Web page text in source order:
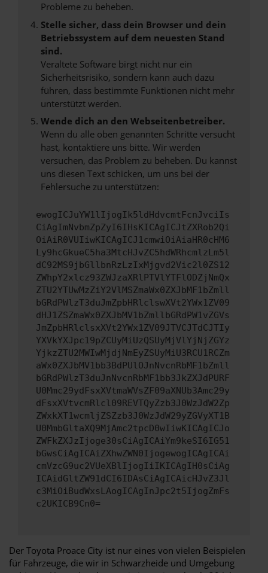
Probleme zu beheben.
Stelle sicher, dass dein Browser und dein
Betriebssystem auf dem neuesten Stand
sind.
Veraltete Software birgt nicht nur ein
Sicherheitsrisiko, sondern kann auch dazu
führen, dass bestimmte Funktionen nicht mehr
unterstützt werden.
Wende dich an den Webseitenbetreiber.
Wenn du alle oben genannten Schritte versucht
hast, kontaktiere uns bitte. Wir werden
versuchen, das Problem zu beheben. Du kannst
uns diesen Text schicken, um uns bei der
Fehlersuche zu unterstützen:
ewogICJuYW1lIjogIk5ldHdvcmtFcnJvciIs
CiAgImNvbmZpZyI6IHsKICAgICJtZXRob2Qi
OiAiR0VUIiwKICAgICJ1cmwiOiAiaHR0cHM6
Ly9hcGkueC5ha3MtcHJvZC5hdWRhcmlzLm5l
dC92MS9jbGllbnRzLzIxMjgvd2Vic2l0ZS12
ZWhpY2xlcz93ZWJzaXRlPTVlYTFlODZjNmQx
ZTU2YTUwMzZiY2VlMSZmaWx0ZXJbMF1bZmll
bGRdPWlzT3duJmZpbHRlclswXVt2YWx1ZV09
dHJ1ZSZmaWx0ZXJbMV1bZmllbGRdPW1vZGVs
JmZpbHRlclsxXVt2YWx1ZV09JTVCJTdCJTIy
YXVkYXJpc19pZCUyMiUzQSUyMjVlYjNjZGYz
YjkzZTU2MWIwMjdjNmEyZSUyMiU3RCU1RCZm
aWx0ZXJbMV1bb3BdPUlOJnNvcnRbMF1bZmll
bGRdPWlzT3duJnNvcnRbMF1bb3JkZXJdPURF
U0Mmc29ydFsxXVtmaWVsZF09aXNUb3Amc29y
dFsxXVtvcmRlcl09REVTQyZzb3J0WzJdW2Zp
ZWxkXT1wcmljZSZzb3J0WzJdW29yZGVyXT1B
U0MmbGltaXQ9MjAmc2tpcD0wIiwKICAgICJo
ZWFkZXJzIjoge30sCiAgICAiYm9keSI6IG51
bGwsCiAgICAiZXhwZWN0IjogewogICAgICAi
cmVzcG9uc2VUeXBlIjogIiIKICAgIH0sCiAg
ICAidGltZW91dCI6IDAsCiAgICAicHJvZ3Jl
c3MiOiBudWxsLAogICAgInJpc2t5IjogZmFs
c2UKICB9Cn0=
Der Toyota Proace City ist nur eines von vielen Beispielen
für Fahrzeuge, die wir in Schwarzheide und Umgebung